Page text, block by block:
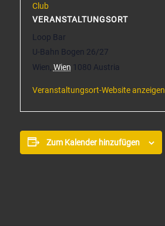
Club
VERANSTALTUNGSORT
Loop Bar
U-Bahn Bogen 26/27
Wien Wien 1080 Austria
Veranstaltungsort-Website anzeigen
Zum Kalender hinzufügen